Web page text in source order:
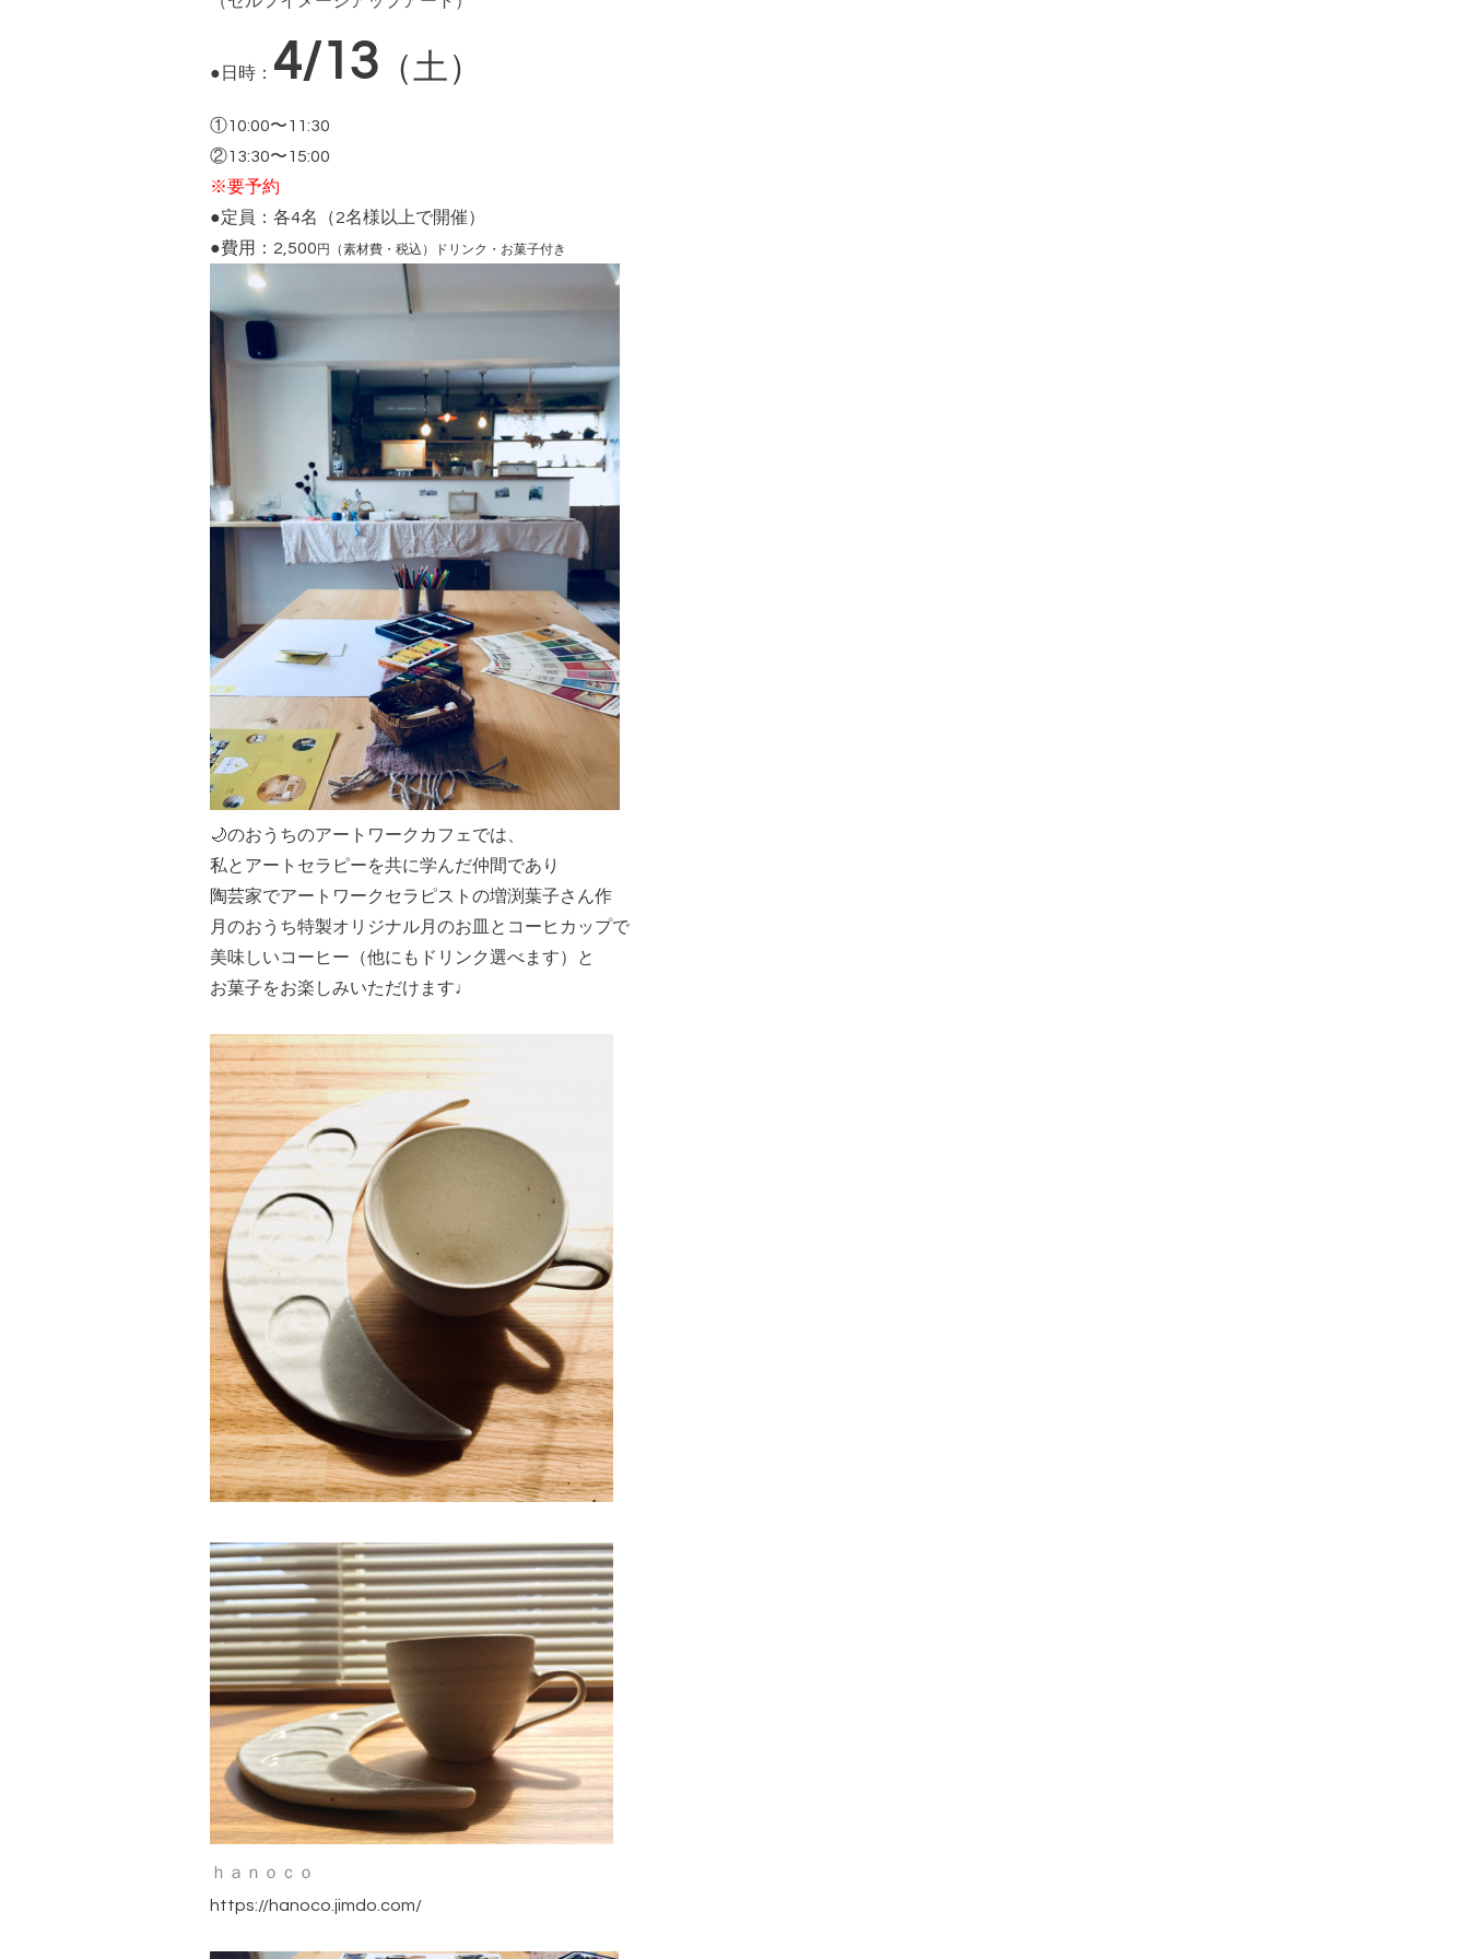
●日時： 4/13 （土）
①10:00〜11:30
②13:30〜15:00
※要予約
●定員：各4名（2名様以上で開催）
●費用：2,500 円（素材費・税込）ドリンク・お菓子付き
🌙のおうちのアートワークカフェでは、
私とアートセラピーを共に学んだ仲間であり
陶芸家でアートワークセラピストの増渕葉子さん作
月のおうち特製オリジナル月のお皿とコーヒカップで
美味しいコーヒー（他にもドリンク選べます）と
お菓子をお楽しみいただけます♩
ｈａｎｏｃｏ
https://hanoco.jimdo.com/